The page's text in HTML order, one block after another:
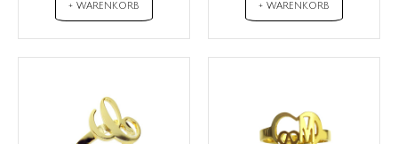
+ WARENKORB + WARENKORB